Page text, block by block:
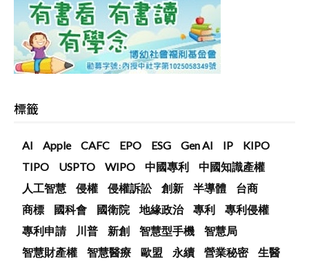
標籤
AI Apple CAFC EPO ESG Gen AI IP
KIPO
TIPO
USPTO WIPO 中國專利
中國知識產權
人工智慧
侵權 侵權訴訟 創新 半導體
台商
商標
國科會 國衛院 地緣政治 專利
專利侵權
專利申請
川普 新創 智慧型手機
智慧局
智慧財產權
智慧醫療 歐盟 永續 營業秘密
生醫